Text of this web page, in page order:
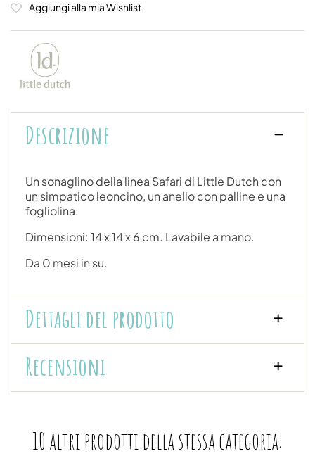
Aggiungi alla mia Wishlist
Descrizione
Un sonaglino della linea Safari di Little Dutch con
un simpatico leoncino, un anello con palline e una
fogliolina.
Dimensioni: 14 x 14 x 6 cm. Lavabile a mano.
Da 0 mesi in su.
Dettagli del prodotto
Recensioni
10 altri prodotti della stessa categoria: